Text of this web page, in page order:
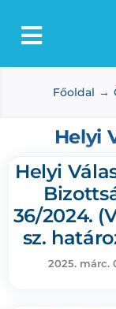
Toggle
Lőkösháza
Intézmények
Média
Választás
Főoldal
Helyi
Helyi
36/2024.
sz.
2025. márc.